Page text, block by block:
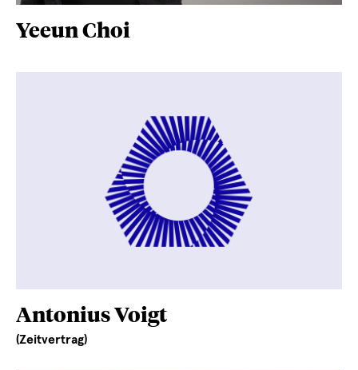
Yeeun Choi
Antonius Voigt
(Zeitvertrag)